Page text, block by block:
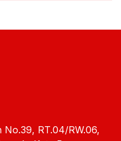
No.39, RT.04/RW.06,